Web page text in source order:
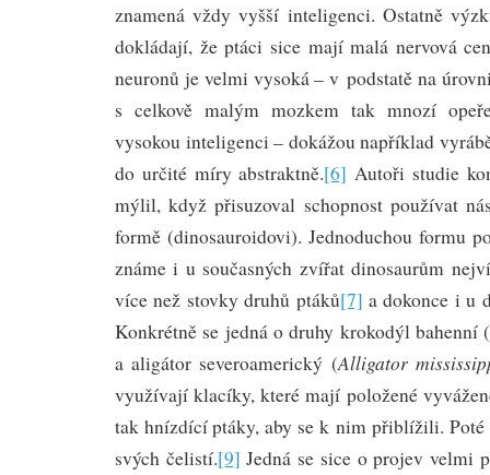
znamená vždy vyšší inteligenci. Ostatně
dokládají, že ptáci sice mají malá nervová
neuronů je velmi vysoká – v podstatě na
s celkově malým mozkem tak mnozí
vysokou inteligenci – dokážou například
do určité míry abstraktně.[6] Autoři studie
mýlil, když přisuzoval schopnost používat
formě (dinosauroidovi). Jednoduchou formu
známe i u současných zvířat dinosaurům
více než stovky druhů ptáků[7] a dokonce i u
Konkrétně se jedná o druhy krokodýl bahenní (
a aligátor severoamerický (Alligator
využívají klacíky, které mají položené
tak hnízdící ptáky, aby se k nim přiblížili. Poté
svých čelistí.[9] Jedná se sice o projev velmi